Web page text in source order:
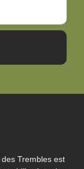
Trembles est